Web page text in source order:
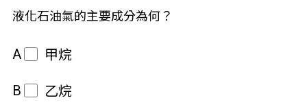
液化石油氣的主要成分為何？
A 甲烷
B 乙烷